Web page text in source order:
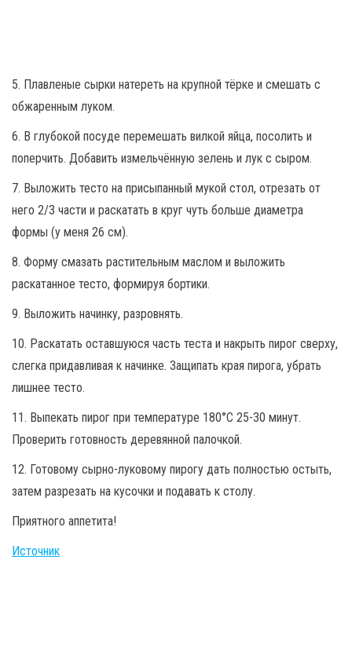
5. Плавленые сырки натереть на крупной тёрке и смешать с
обжаренным луком.
6. В глубокой посуде перемешать вилкой яйца, посолить и
поперчить. Добавить измельчённую зелень и лук с сыром.
7. Выложить тесто на присыпанный мукой стол, отрезать от
него 2/3 части и раскатать в круг чуть больше диаметра
формы (у меня 26 см).
8. Форму смазать растительным маслом и выложить
раскатанное тесто, формируя бортики.
9. Выложить начинку, разровнять.
10. Раскатать оставшуюся часть теста и накрыть пирог сверху,
слегка придавливая к начинке. Защипать края пирога, убрать
лишнее тесто.
11. Выпекать пирог при температуре 180°C 25-30 минут.
Проверить готовность деревянной палочкой.
12. Готовому сырно-луковому пирогу дать полностью остыть,
затем разрезать на кусочки и подавать к столу.
Приятного аппетита!
Источник